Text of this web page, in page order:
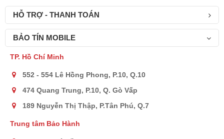
HỖ TRỢ - THANH TOÁN
BẢO TÍN MOBILE
TP. Hồ Chí Minh
552 - 554 Lê Hồng Phong, P.10, Q.10
474 Quang Trung, P.10, Q. Gò Vấp
189 Nguyễn Thị Thập, P.Tân Phú, Q.7
Trung tâm Bảo Hành